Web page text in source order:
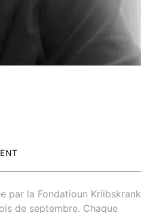
par la Fondatioun Kriibskrank
de septembre. Chaque